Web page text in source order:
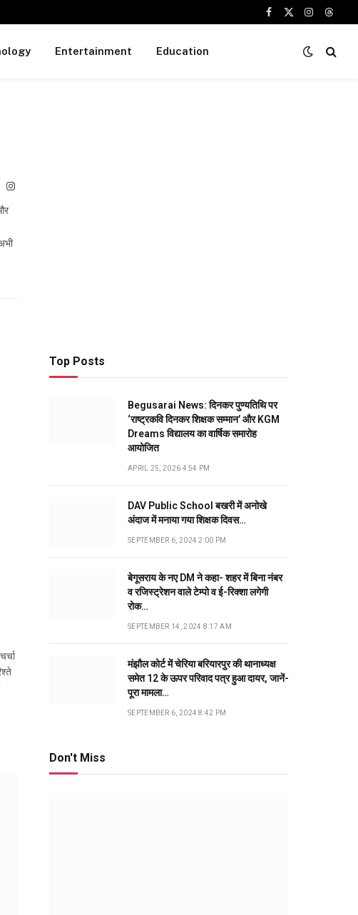
Facebook
X
Instagram
Entertainment Education
Instagram
Top Posts
Begusarai News: दिनकर पुण्यतिथि पर
‘राष्ट्रकवि दिनकर शिक्षक सम्मान’ और KGM
Dreams विद्यालय का वार्षिक समारोह
आयोजित
APRIL 25, 2026 4:54 PM
DAV Public School बखरी में अनोखे
अंदाज में मनाया गया शिक्षक दिवस…
SEPTEMBER 6, 2024 2:00 PM
बेगूसराय के नए DM ने कहा- शहर में बिना नंबर
व रजिस्ट्रेशन वाले टेम्पो व ई-रिक्शा लगेगी
रोक…
SEPTEMBER 14, 2024 8:17 AM
मंझौल कोर्ट में चेरिया बरियारपुर की थानाध्यक्ष
समेत 12 के ऊपर परिवाद पत्र हुआ दायर, जानें-
पूरा मामला…
SEPTEMBER 6, 2024 8:42 PM
Don't Miss